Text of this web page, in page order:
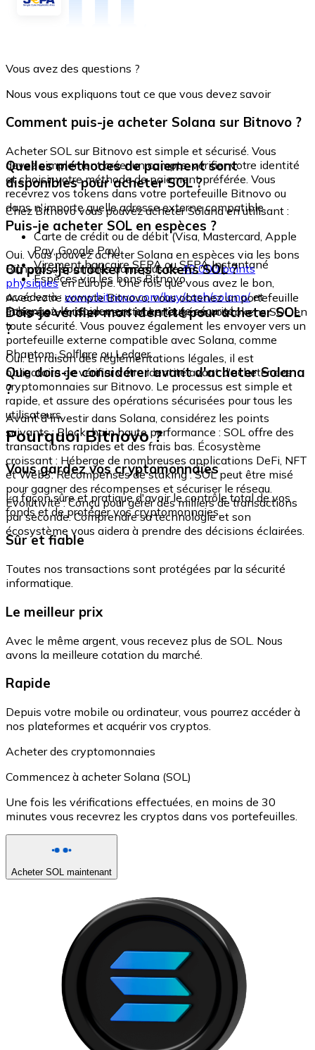
Vous avez des questions ?
Nous vous expliquons tout ce que vous devez savoir
Comment puis-je acheter Solana sur Bitnovo ?
Acheter SOL sur Bitnovo est simple et sécurisé. Vous
devez simplement créer un compte, vérifier votre identité
et choisir votre méthode de paiement préférée. Vous
recevrez vos tokens dans votre portefeuille Bitnovo ou
dans n'importe quelle adresse externe compatible.
Quelles méthodes de paiement sont
disponibles pour acheter SOL ?
Chez Bitnovo vous pouvez acheter Solana en utilisant :
Carte de crédit ou de débit (Visa, Mastercard, Apple
Pay, Google Pay)
Virement bancaire SEPA ou SEPA Instantané
Espèces via les bons Bitnovo
Puis-je acheter SOL en espèces ?
Oui. Vous pouvez acheter Solana en espèces via les bons
Bitnovo, disponibles dans plus de40 000 points
physiquesen Europe. Une fois que vous avez le bon,
accédez à : www.bitnovo.com/buy/cash/solana/et
échangez-le rapidement et en toute sécurité.
Où puis-je stocker mes tokens SOL ?
Avec votre compte Bitnovo, vous obtenez un portefeuille
intégré où vous pouvez stocker et gérer vos tokens SOL en
toute sécurité. Vous pouvez également les envoyer vers un
portefeuille externe compatible avec Solana, comme
Phantom, Solflare ou Ledger.
Dois-je vérifier mon identité pour acheter SOL
?
Oui. En raison des réglementations légales, il est
obligatoire de vérifier votre identité avant d'acheter des
cryptomonnaies sur Bitnovo. Le processus est simple et
rapide, et assure des opérations sécurisées pour tous les
utilisateurs.
Que dois-je considérer avant d'acheter Solana
?
Avant d'investir dans Solana, considérez les points
suivants : Blockchain haute performance : SOL offre des
transactions rapides et des frais bas. Écosystème
croissant : Héberge de nombreuses applications DeFi, NFT
et Web3. Récompenses de staking : SOL peut être misé
pour gagner des récompenses et sécuriser le réseau.
Évolutivité : Conçu pour gérer des milliers de transactions
par seconde. Comprendre sa technologie et son
écosystème vous aidera à prendre des décisions éclairées.
Pourquoi Bitnovo ?
Vous gardez vos cryptomonnaies
La façon sûre et pratique d'avoir le contrôle total de vos
fonds et de protéger vos cryptomonnaies.
Sûr et fiable
Toutes nos transactions sont protégées par la sécurité
informatique.
Le meilleur prix
Avec le même argent, vous recevez plus de SOL. Nous
avons la meilleure cotation du marché.
Rapide
Depuis votre mobile ou ordinateur, vous pourrez accéder à
nos plateformes et acquérir vos cryptos.
Acheter des cryptomonnaies
Commencez à acheter Solana (SOL)
Une fois les vérifications effectuées, en moins de 30
minutes vous recevrez les cryptos dans vos portefeuilles.
Acheter SOL maintenant